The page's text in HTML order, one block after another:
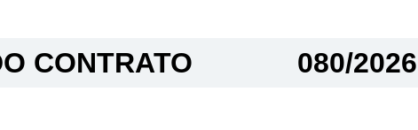
CONTRATO​ 080/2026